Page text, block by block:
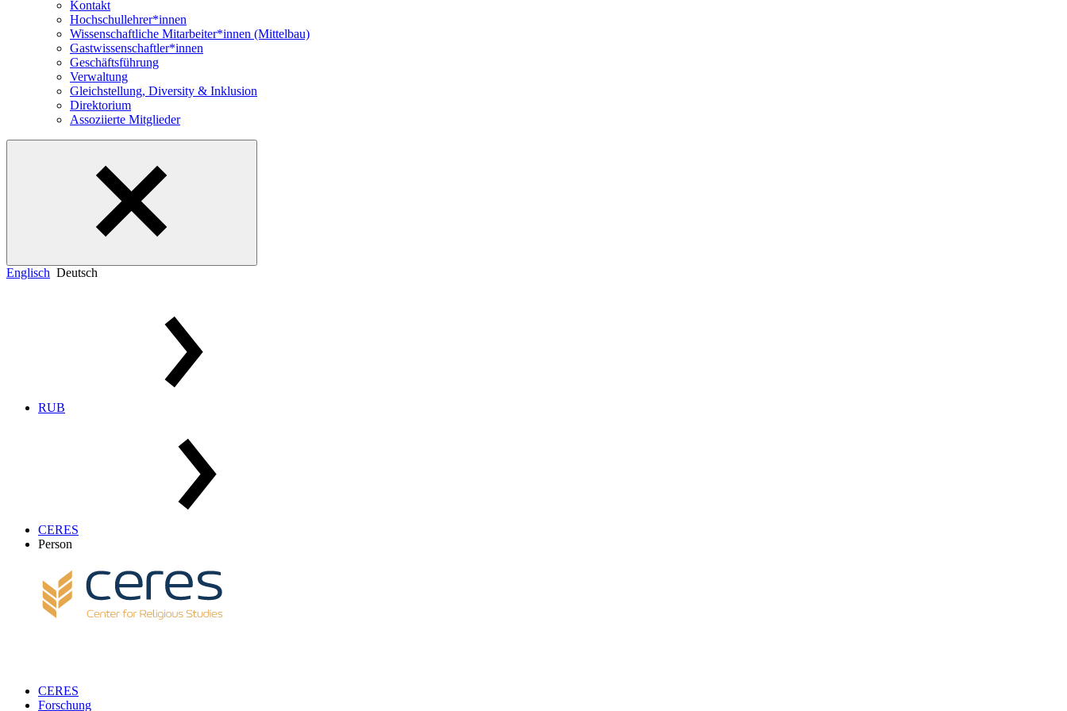
Kontakt
Hochschullehrer*innen
Wissenschaftliche Mitarbeiter*innen (Mittelbau)
Gastwissenschaftler*innen
Geschäftsführung
Verwaltung
Gleichstellung, Diversity & Inklusion
Direktorium
Assoziierte Mitglieder
Englisch Deutsch
RUB
CERES
Person
CERES
Forschung